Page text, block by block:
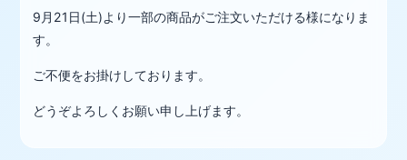
9月21日(土)より一部の商品がご注文いただける様になりま
す。
ご不便をお掛けしております。
どうぞよろしくお願い申し上げます。